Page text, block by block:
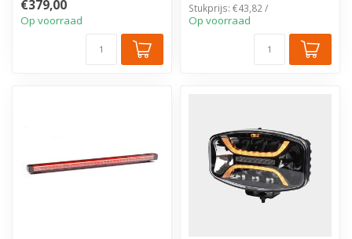
€379,00
Op voorraad
Stukprijs: €43,82 /
Op voorraad